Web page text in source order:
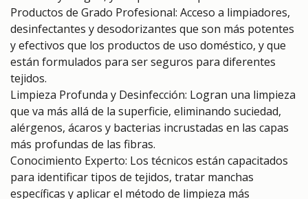
Productos de Grado Profesional: Acceso a limpiadores,
desinfectantes y desodorizantes que son más potentes
y efectivos que los productos de uso doméstico, y que
están formulados para ser seguros para diferentes
tejidos.
Limpieza Profunda y Desinfección: Logran una limpieza
que va más allá de la superficie, eliminando suciedad,
alérgenos, ácaros y bacterias incrustadas en las capas
más profundas de las fibras.
Conocimiento Experto: Los técnicos están capacitados
para identificar tipos de tejidos, tratar manchas
específicas y aplicar el método de limpieza más